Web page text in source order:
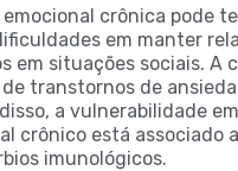
crônica pode
em manter
em situações sociais.
transtornos de
a vulnerabilidade
crônico está associado
imunológicos.